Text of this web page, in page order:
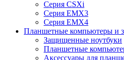
Серия CSXi
Серия EMX3
Серия EMX4
Планшетные компьютеры и
Защищенные ноутбуки
Планшетные
Аксессуары для